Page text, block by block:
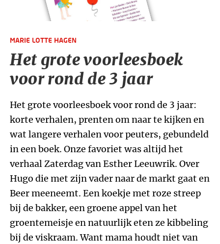
MARIE LOTTE HAGEN
Het grote voorleesboek
voor rond de 3 jaar
Het grote voorleesboek voor rond de 3 jaar:
korte verhalen, prenten om naar te kijken en
wat langere verhalen voor peuters, gebundeld
in een boek. Onze favoriet was altijd het
verhaal Zaterdag van Esther Leeuwrik. Over
Hugo die met zijn vader naar de markt gaat en
Beer meeneemt. Een koekje met roze streep
bij de bakker, een groene appel van het
groentemeisje en natuurlijk eten ze kibbeling
bij de viskraam. Want mama houdt niet van